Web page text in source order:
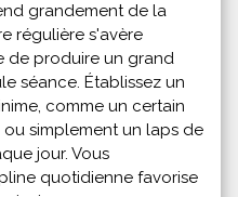
grandement de la
régulière s'avère
de produire un grand
séance. Établissez un
comme un certain
simplement un laps de
jour. Vous
quotidienne favorise